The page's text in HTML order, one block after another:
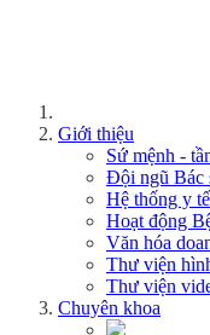
Giới thiệu
Sứ mệnh -
Đội ngũ Bác
Hệ thống y
Hoạt động
Văn hóa
Thư viện
Thư viện
Chuyên khoa